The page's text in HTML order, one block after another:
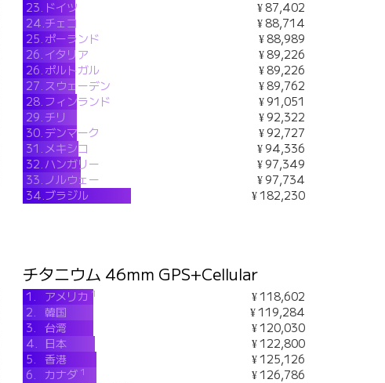
23. ドイツ
¥ 87,402
24.チェコ
¥ 88,714
25. ポーランド
¥ 88,989
26. イタリア
¥ 89,226
26. ポルトガル
¥ 89,226
27. スウェーデン
¥ 89,762
28. フィンランド
¥ 91,051
29.チリ
¥ 92,322
30.デンマーク
¥ 92,727
31. メキシコ
¥ 94,336
32. ハンガリー
¥ 97,349
33. ノルウェー
¥ 97,734
34.ブラジル ¥ 182,230
チタニウム 46mm GPS+Cellular
1. アメリカ 1
¥ 118,602
2.
韓国
¥ 119,284
3.
台湾
¥ 120,030
4.
日本
¥ 122,800
5.
香港
¥ 125,126
6.
カナダ 1
¥ 126,786